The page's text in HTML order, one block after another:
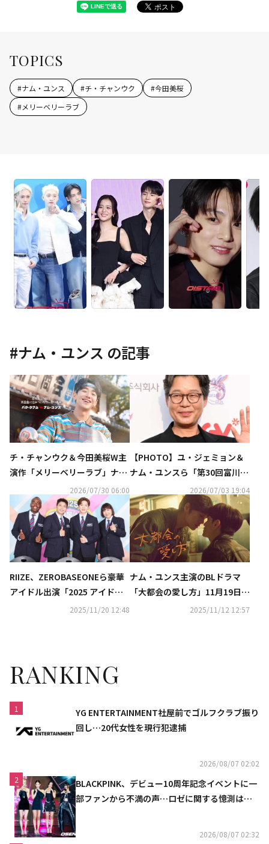
TOPICS
#ナム・ユンス #チ・チャンウク #今田美桜
#メリーベリーラブ
#ナム・ユンス の記事
チ・チャンウク＆今田美桜W主
演作「メリーベリーラブ」ナ
ム・ユンスのビジュアル解禁！
久間田琳加の出演も決定
2026/07/30 06:00
【PHOTO】ユ・ジェミョン＆
ナム・ユンスら「第30回富川国
際ファンタスティック映画祭」
のレッドカーペットに登場
2026/07/03 19:04
RIIZE、ZEROBASEONEら豪華
アイドル出演「2025 アイドル
陸上大会」KNTVで2026年1月
2025/11/20 12:48
ナム・ユンス主演のBLドラマ
「大都会の愛し方」11月19日よ
りU-NEXTにて独占配信2025/11/12 12:57
RANKING
1
YG ENTERTAINMENT社屋前でゴルフクラブ振り
回し…20代女性を現行犯逮捕
2026/08/07 02:02
2
BLACKPINK、デビュー10周年記念イベントに一
部ファンから不満の声…ロゼに関する憶測は否
2026/08/07 02:32